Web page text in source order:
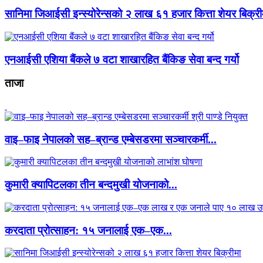
सानिमा जिआईसी इन्स्योरेन्सको २ लाख ६१ हजार कित्ता शेयर
एनआईसी एशिया बैंकले ७ वटा शाखारहित बैंकिङ सेवा बन्द गर्यो
ताजा
वाइ–फाइ नेपालको सह–ब्रान्ड एम्बेसडरमा सञ्चारकर्मी...
कुमारी क्यापिटलका तीन बन्दमुखी योजनाको...
करदाता प्रोत्साहन: १५ जनालाई एक–एक...